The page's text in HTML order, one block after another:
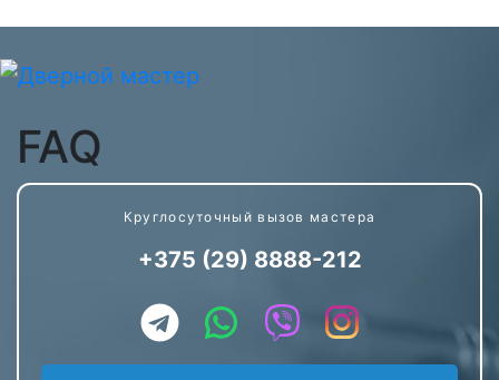
FAQ
Круглосуточный вызов мастера
+375 (29) 8888-212